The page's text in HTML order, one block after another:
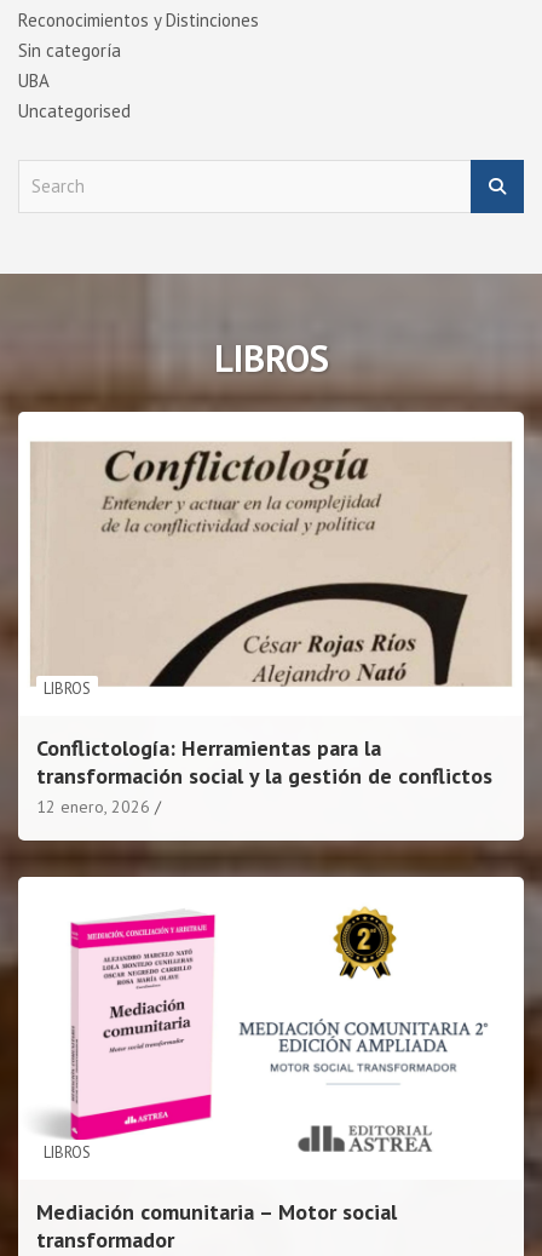
Reconocimientos y Distinciones
Sin categoría
UBA
Uncategorised
c
LIBROS
LIBROS
Conflictología: Herramientas para la
transformación social y la gestión de conflictos
12 enero, 2026
LIBROS
Mediación comunitaria – Motor social
transformador